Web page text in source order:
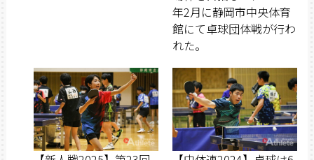
年2月に静岡市中央体育
館にて卓球団体戦が行わ
れた。